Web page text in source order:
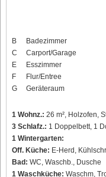
B
Badezimmer
C
Carport/Garage
E
Esszimmer
F
Flur/Entree
G
Geräteraum
1 Wohnz.: 26 m², Holzofen,
3 Schlafz.: 1 Doppelbett, 1
1 Wintergarten:
Off. Küche: E-Herd,
Bad: WC, Waschb., Dusche
1 Waschküche: Waschm,